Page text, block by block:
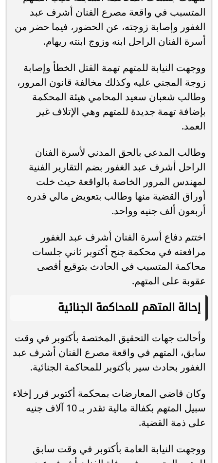
المتسبب في واقعة مصرع الفنان أشرف عبد
الغفور وإصابة زوجته، عن الحضور، فيما حضر من
أسرة الفنان الراحل ابنه وزوج ابنته ريهام.
ووجهت النيابة للمتهم تهمة القتل الخطأ وإصابة
زوجة المجني عليه وكذلك مخالفة قانون المرور،
وطالب شعبان سعيد المحامي هيئة المحكمة
بإضافة تهمة جديدة للمتهم وهي الإتلاف غير
العمد.
وطالب المدعي بالحق المدني لأسرة الفنان
الراحل أشرف عبد الغفور بضم التقارير الفنية
لمهندس المرور الخاصة بالواقعة حيث خلت
أوراق القضية منها وطالب بتعويض مالي قدره
أربعون ألف جنيه وواحد.
اختتم دفاع أسرة الفنان أشرف عبد الغفور
مرافعته في محكمة جنح أكتوبر ثاني جلسات
محاكمة المتسبب في الحادث بتوقيع أقصى
عقوبة على المتهم.
إحالة المتهم للمحاكمة الجنائية
وأحالت جهات التحقيق المختصة بأكتوبر في وقت
سابق، المتهم في واقعة مصرع الفنان أشرف عبد
الغفور بحادث سير بأكتوبر للمحاكمة الجنائية.
وكان قاضي المعارضات بمحكمة أكتوبر قرر إخلاء
سبيل المتهم بكفالة مالية تقدر بـ 10 آلاف جنيه
على ذمة القضية.
ووجهت النيابة العامة بأكتوبر في وقت سابق